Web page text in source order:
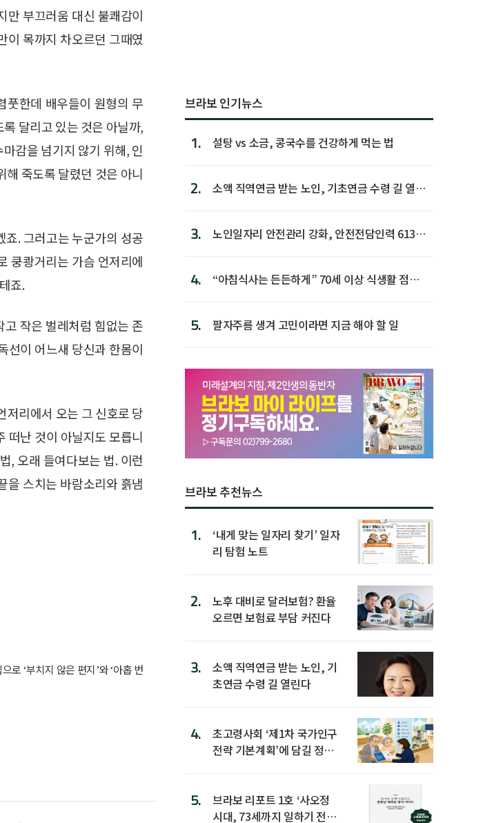
만 부끄러움 대신 불쾌감이
이 목까지 차오르던 그때였
풋한데 배우들이 원형의 무
달리고 있는 것은 아닐까,
감을 넘기지 않기 위해, 인
죽도록 달렸던 것은 아니
. 그러고는 누군가의 성공
쿵쾅거리는 가슴 언저리에
죠.
작은 벌레처럼 힘없는 존
선이 어느새 당신과 한몸이
저리에서 오는 그 신호로 당
떠난 것이 아닐지도 모릅니
, 오래 들여다보는 법. 이런
을 스치는 바람소리와 흙냄
로 ‘부치지 않은 편지’와 ‘아홉 번
브라보 인기뉴스
1. 설탕 vs 소금, 콩국수를 건강하게 먹는 법
2.
소액 직역연금 받는 노인, 기초연금 수령 길 열린
3.
노인일자리 안전관리 강화, 안전전담인력 613명
4.
“아침식사는 든든하게” 70세 이상 식생활 점수
5. 팔자주름 생겨 고민이라면 지금 해야 할 일
브라보 추천뉴스
1.
‘내게 맞는 일자리 찾기’ 일자
리 탐험 노트
2.
노후 대비로 달러보험? 환율
오르면 보험료 부담 커진다
3.
소액 직역연금 받는 노인, 기
초연금 수령 길 열린다
4.
초고령사회 ‘제1차 국가인구
전략 기본계획’에 담길 정책
5.
브라보 리포트 1호 ‘사오정
시대, 73세까지 일하기 전략’